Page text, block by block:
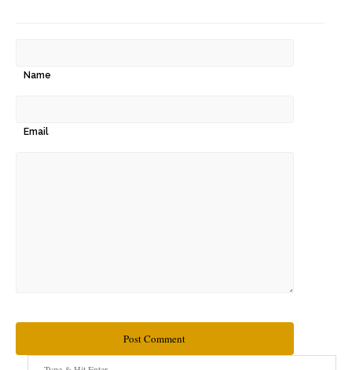
Name
Email
Post Comment